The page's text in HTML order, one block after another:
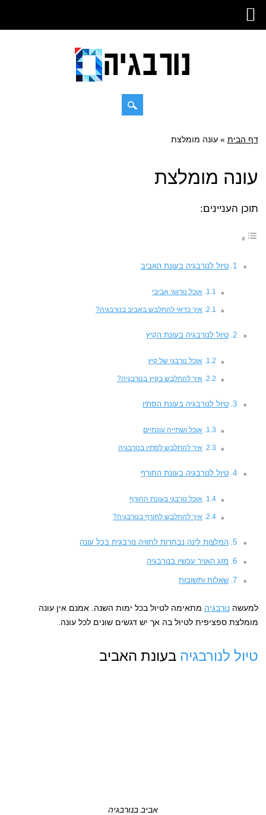
Main menu
Skip
דף הבית »עונה מומלצת
עונה מומלצת
תוכן העניינים:
טיול לנורבגיה בעונת האביב
אוכל נורווגי אביבי
איך כדאי להתלבש באביב בנורבגיה?
טיול לנורבגיה בעונת הקיץ
אוכל נורבגי של קיץ
איך להתלבש בקיץ בנורבגיה?
טיול לנורבגיה בעונת הסתיו
אוכל ושתייה עונתיים
איך להתלבש לסתיו בנורבגיה
טיול לנורבגיה בעונת החורף
אוכל נורבגי בעונת החורף
איך להתלבש לחורף בנורבגיה?
המלצות לינה נבחרות לחוויה נורבגית בכל עונה
מזג האויר עכשיו בנורבגיה
שאלות ותשובות
למעשהנורבגיה מתאימה לטיול בכל ימות השנה. אמנם אין עונה
מומלצת ספציפית לטיול בה אך יש דגשים שונים לכל עונה.
טיול לנורבגיה בעונת האביב
אביב בנורבגיה